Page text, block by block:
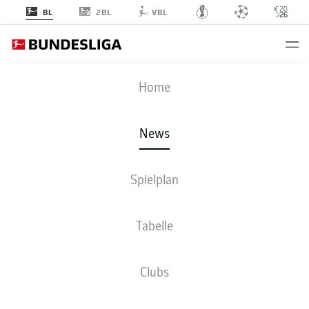
BL 2BL VBL
Home
News
Spielplan
Tabelle
Clubs
- © IMAGO / HMB-Media, IMAGO / Zink